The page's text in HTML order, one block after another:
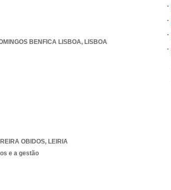
BENFICA LISBOA, LISBOA
OBIDOS, LEIRIA
e a gestão